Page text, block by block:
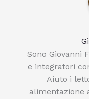
Sono Giovanni
e integratori
Aiuto i
alimentazione